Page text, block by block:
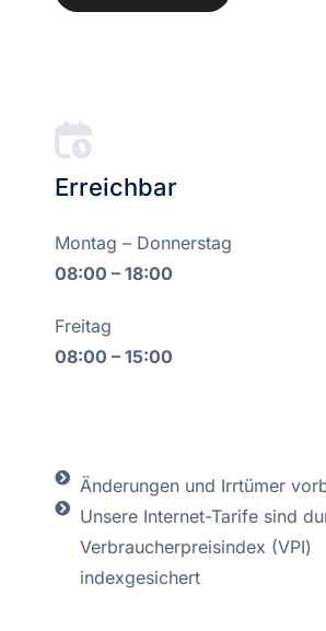
Erreichbar
Montag – Donnerstag
08:00 – 18:00
Freitag
08:00 – 15:00
Änderungen und Irrtümer
Unsere Internet-Tarife sind
Verbraucherpreisindex (VPI)
indexgesichert